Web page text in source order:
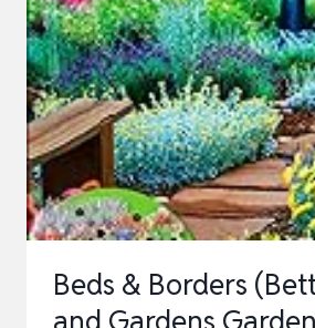
BLACK
AND
WHITE
(LANDRACE
GARDENING
–
INTERNATIONAL
Beds & Borders